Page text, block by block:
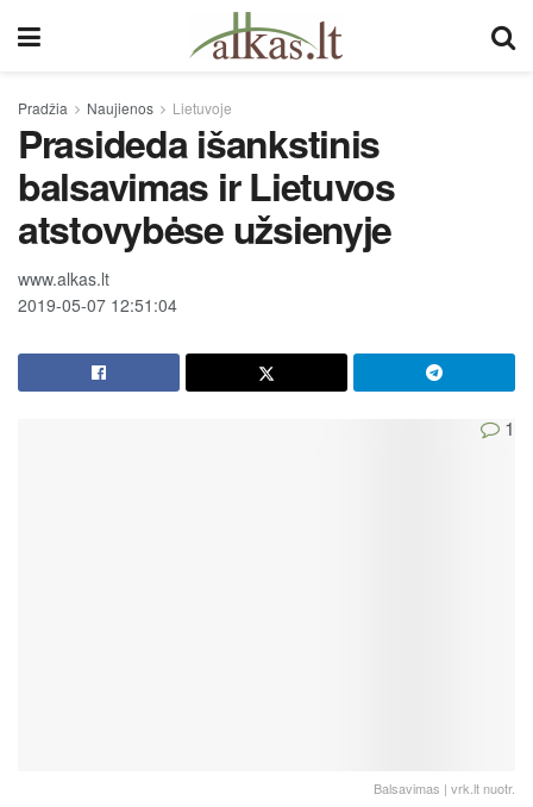
Pradžia Naujienos Lietuvoje
Prasideda išankstinis
balsavimas ir Lietuvos
atstovybėse užsienyje
www.alkas.lt
2019-05-07 12:51:04
1
Balsavimas | vrk.lt nuotr.